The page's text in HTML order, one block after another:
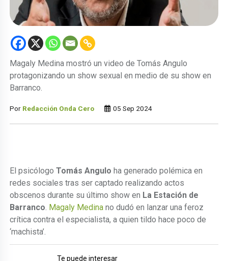
Magaly Medina mostró un video de Tomás Angulo
protagonizando un show sexual en medio de su show en
Barranco.
Por Redacción Onda Cero 05 Sep 2024
El psicólogoTomás Angulo ha generado polémica en
redes sociales tras ser captado realizando actos
obscenos durante su último show en La Estación de
Barranco Magaly Medina no dudó en lanzar una feroz
crítica contra el especialista, a quien tildo hace poco de
‘machista’.
Te puede interesar